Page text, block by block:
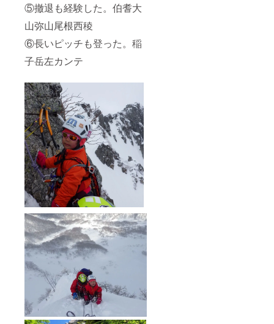
⑤撤退も経験した。伯耆大
山弥山尾根西稜
⑥長いピッチも登った。稲
子岳左カンテ